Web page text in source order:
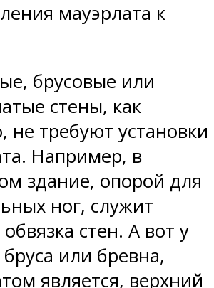
мауэрлата к
брусовые или
стены, как
не требуют установки
Например, в
здание, опорой для
ног, служит
стен. А вот у
или бревна,
является, верхний